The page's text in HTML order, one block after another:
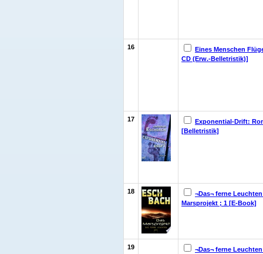
16
Eines Menschen
CD (Erw.-Belletristik)]
17
Exponential-Drift:
[Belletristik]
18
¬Das¬ ferne
Marsprojekt ; 1 [E-Book]
19
¬Das¬ ferne